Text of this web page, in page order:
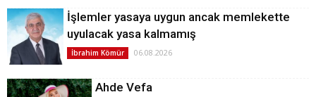
İşlemler yasaya uygun ancak memlekette
uyulacak yasa kalmamış
İbrahim Kömür 06.08.2026
Ahde Vefa